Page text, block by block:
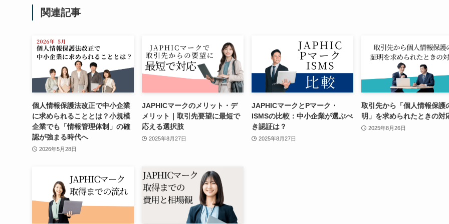
関連記事
個人情報保護法改正で中小企業
に求められることとは？小規模
企業でも「情報管理体制」の確
認が強まる時代へ
2026年5月28日
JAPHICマークのメリット・デ
メリット｜取引先要望に最短で
応える選択肢
2025年8月27日
JAPHICマークとPマーク・
ISMSの比較：中小企業が選ぶべ
き認証は？
2025年8月27日
取引先から「個人情報保護
明」を求められたときの対
2025年8月26日